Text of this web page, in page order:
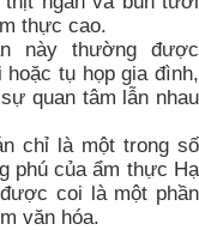
thực cao.
này thường được
tụ họp gia đình,
quan tâm lẫn nhau
chỉ là một trong số
phú của ẩm thực Hạ
coi là một phần
văn hóa.